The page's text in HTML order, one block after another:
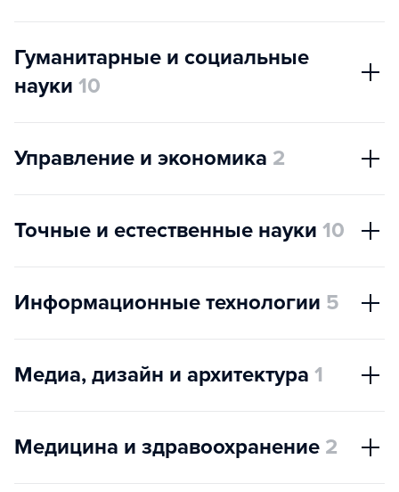
Гуманитарные и социальные
науки 10
Управление и экономика 2
Точные и естественные науки 10
Информационные технологии 5
Медиа, дизайн и архитектура 1
Медицина и здравоохранение 2